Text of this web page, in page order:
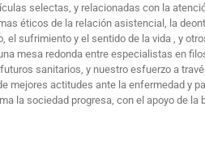
selectas, y relacionadas con la
éticos de la relación asistencial, la
el sufrimiento y el sentido de la vida , y
mesa redonda entre especialistas en
sanitarios, y nuestro esfuerzo a
mejores actitudes ante la enfermedad y
la sociedad progresa, con el apoyo de